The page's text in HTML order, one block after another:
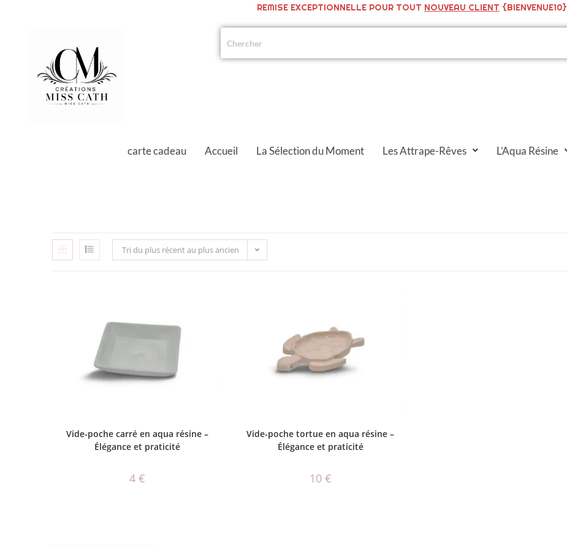
REMISE EXCEPTIONNELLE POUR TOUT NOUVEAU CLIENT {BIENVENUE10}
carte cadeau Accueil La Sélection du Moment Les Attrape-Rêves L’Aqua Résine
Tri du plus récent au plus ancien
Vide-poche carré en aqua résine –
Élégance et praticité
4€
Vide-poche tortue en aqua résine –
Élégance et praticité
10 €